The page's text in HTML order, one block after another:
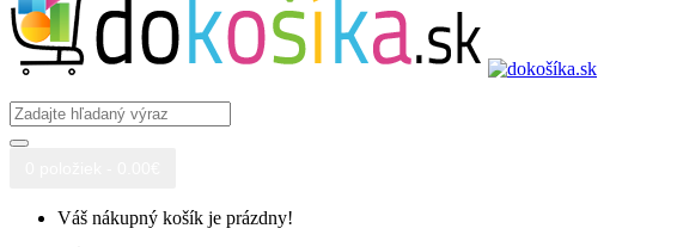
Váš nákupný košík je prázdny!